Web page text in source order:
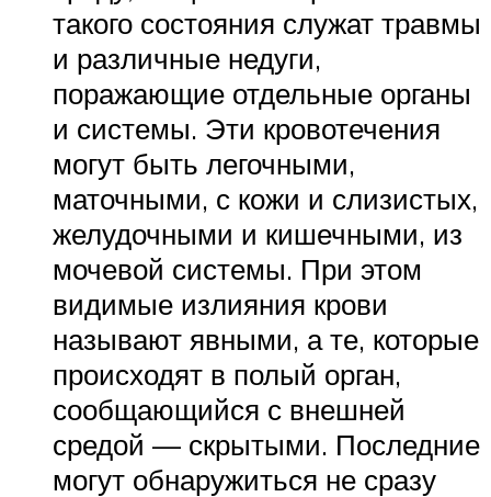
такого состояния служат травмы
и различные недуги,
поражающие отдельные органы
и системы. Эти кровотечения
могут быть легочными,
маточными, с кожи и слизистых,
желудочными и кишечными, из
мочевой системы. При этом
видимые излияния крови
называют явными, а те, которые
происходят в полый орган,
сообщающийся с внешней
средой — скрытыми. Последние
могут обнаружиться не сразу